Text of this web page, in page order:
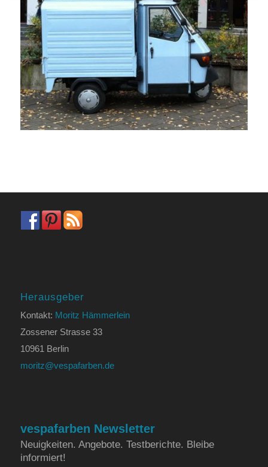
Herausgeber
Kontakt: Moritz Hämmerlein
Zossener Strasse 33
10961 Berlin
moritz@vespafarben.de
vespafarben Newsletter
Neuigkeiten. Angebote. Testberichte. Bleibe
informiert!